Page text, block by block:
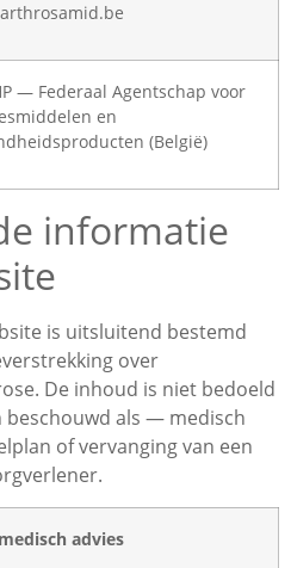
— Federaal Agentschap voor
en
(België)
informatie
is uitsluitend bestemd
over
De inhoud is niet bedoeld
als — medisch
of vervanging van een
advies